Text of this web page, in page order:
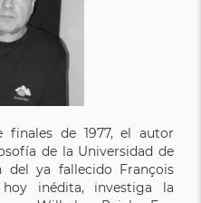
finales de 1977, el autor
de la Universidad de
del ya fallecido François
inédita, investiga la